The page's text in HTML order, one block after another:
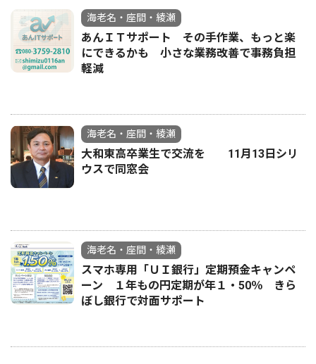
海老名・座間・綾瀬
あんＩＴサポート その手作業、もっと楽
にできるかも 小さな業務改善で事務負担
軽減
海老名・座間・綾瀬
大和東高卒業生で交流を 11月13日シリ
ウスで同窓会
海老名・座間・綾瀬
スマホ専用「ＵＩ銀行」定期預金キャンペ
ーン １年もの円定期が年１・50％ きら
ぼし銀行で対面サポート